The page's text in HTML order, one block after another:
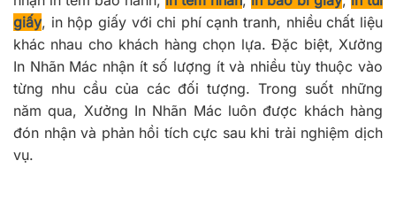
giấy, in hộp giấy với chi phí cạnh tranh, nhiều chất liệu
khác nhau cho khách hàng chọn lựa. Đặc biệt, Xưởng
In Nhãn Mác nhận ít số lượng ít và nhiều tùy thuộc vào
từng nhu cầu của các đối tượng. Trong suốt những
năm qua, Xưởng In Nhãn Mác luôn được khách hàng
đón nhận và phản hồi tích cực sau khi trải nghiệm dịch
vụ.